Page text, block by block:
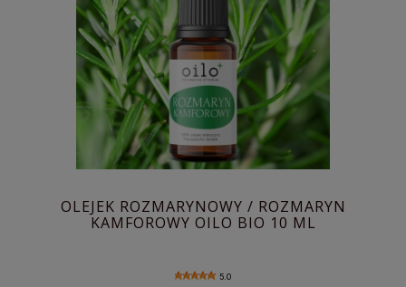
OLEJEK ROZMARYNOWY / ROZMARYN
KAMFOROWY OILO BIO 10 ML
5.0